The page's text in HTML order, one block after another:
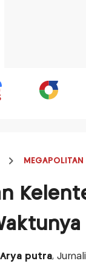
MEGAPOLITAN
Arya putra,